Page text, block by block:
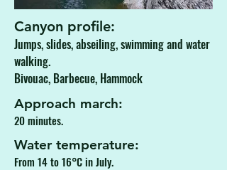
Canyon profile:
Jumps, slides, abseiling, swimming and water
walking.
Bivouac, Barbecue, Hammock
Approach march:
20 minutes.
Water temperature:
From 14 to 16°C in July.